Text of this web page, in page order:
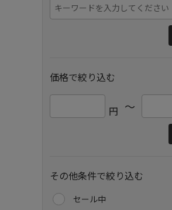
価格で絞り込む
円 ～
その他条件で絞り込む
セール中